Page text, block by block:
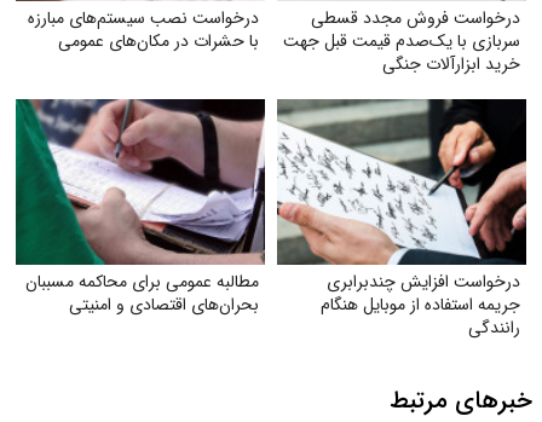
درخواست فروش مجدد قسطی
سربازی با یک‌صدم قیمت قبل جهت
خرید ابزارآلات جنگی
درخواست نصب سیستم‌های مبارزه
با حشرات در مکان‌های عمومی
درخواست افزایش چندبرابری
جریمه استفاده از موبایل هنگام
رانندگی
مطالبه عمومی برای محاکمه مسببان
بحران‌های اقتصادی و امنیتی
خبرهای مرتبط